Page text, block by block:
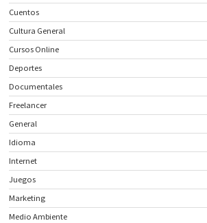
Cuentos
Cultura General
Cursos Online
Deportes
Documentales
Freelancer
General
Idioma
Internet
Juegos
Marketing
Medio Ambiente